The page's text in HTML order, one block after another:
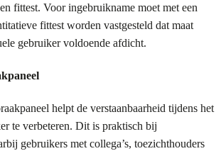
fittest. Voor ingebruikname moet met een
fittest worden vastgesteld dat maat
gebruiker voldoende afdicht.
helpt de verstaanbaarheid tijdens het
te verbeteren. Dit is praktisch bij
gebruikers met collega’s, toezichthouders